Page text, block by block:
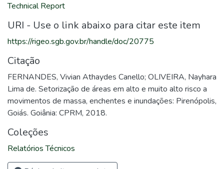
Technical Report
URI - Use o link abaixo para citar este item
https://rigeo.sgb.gov.br/handle/doc/20775
Citação
FERNANDES, Vivian Athaydes Canello; OLIVEIRA, Nayhara
Lima de. Setorização de áreas em alto e muito alto risco a
movimentos de massa, enchentes e inundações: Pirenópolis,
Goiás. Goiânia: CPRM, 2018.
Coleções
Relatórios Técnicos